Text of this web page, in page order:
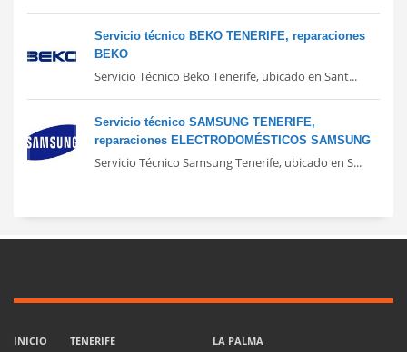
Servicio técnico BEKO TENERIFE, reparaciones
BEKO
Servicio Técnico Beko Tenerife, ubicado en Sant...
Servicio técnico SAMSUNG TENERIFE,
reparaciones ELECTRODOMÉSTICOS SAMSUNG
Servicio Técnico Samsung Tenerife, ubicado en S...
INICIO
TENERIFE
LA PALMA